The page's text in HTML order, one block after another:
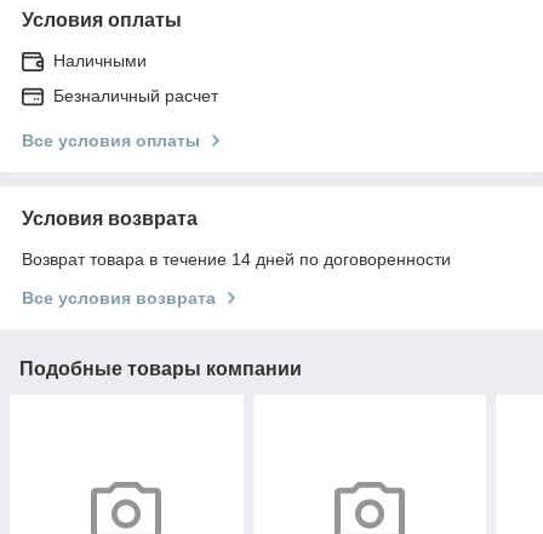
Условия оплаты
Наличными
Безналичный расчет
Все условия оплаты
Условия возврата
Возврат товара в течение 14 дней по договоренности
Все условия возврата
Подобные товары компании